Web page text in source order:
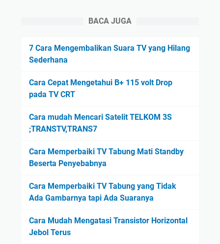
BACA JUGA
7 Cara Mengembalikan Suara TV yang Hilang
Sederhana
Cara Cepat Mengetahui B+ 115 volt Drop
pada TV CRT
Cara mudah Mencari Satelit TELKOM 3S
;TRANSTV,TRANS7
Cara Memperbaiki TV Tabung Mati Standby
Beserta Penyebabnya
Cara Memperbaiki TV Tabung yang Tidak
Ada Gambarnya tapi Ada Suaranya
Cara Mudah Mengatasi Transistor Horizontal
Jebol Terus